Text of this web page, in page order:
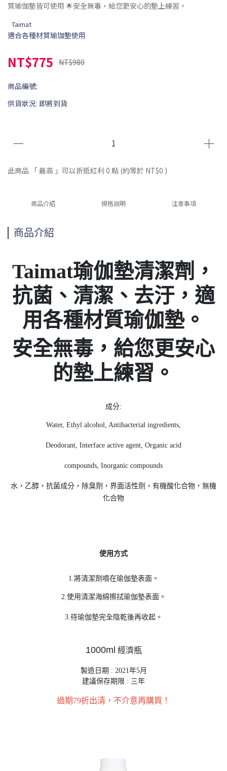
質瑜伽墊皆可使用 🌟安全無毒，給您更安心的墊上練習。
Taimat
適合各種材質瑜珈墊使用
NT$775 NT$980
商品編號:
供貨狀況: 即將到貨
此商品 「 最高 」可以折抵紅利 0 點 (約等於 NT$0 )
商品介紹 規格說明 注意事項
商品介紹
Taimat瑜伽墊清潔劑，
抗菌、清潔、去汙，適
用各種材質瑜伽墊。
安全無毒，給您更安心
的墊上練習。
成分:
Water, Ethyl alcohol, Antibacterial ingredients,
Deodorant, Interface active agent, Organic acid
compounds, Inorganic compounds
水，乙醇，抗菌成分，除臭劑，界面活性劑，有機酸化合物，無機
化合物
使用方式
1.將清潔劑噴在瑜伽墊表面。
2.使用清潔海綿擦拭瑜伽墊表面。
3.待瑜伽墊完全陰乾後再收起。
1000ml 經濟瓶
製造日期 : 2021年5月
建議保存期限 : 三年
過期79折出清，不介意再購買！